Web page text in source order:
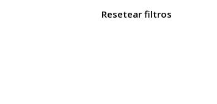
Resetear filtros